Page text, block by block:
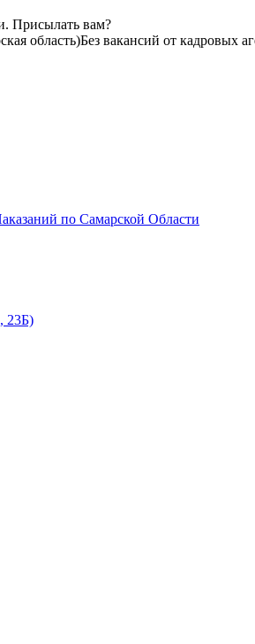
Присылать вам?
область)Без вакансий от кадровых
по Самарской Области
23Б)